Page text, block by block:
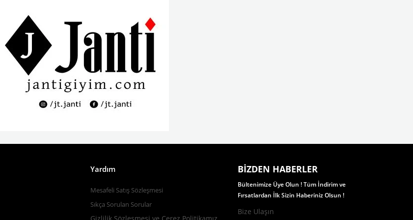
Yardım
Mesafeli Satış Sözleşmesi
Sıkça Sorulan Sorular
BIZDEN HABERLER
Bültenimize Üye Olun ! Tüm İndirim ve
Fırsatlardan İlk Sizin Haberiniz Olsun !
Bize Ulaşın